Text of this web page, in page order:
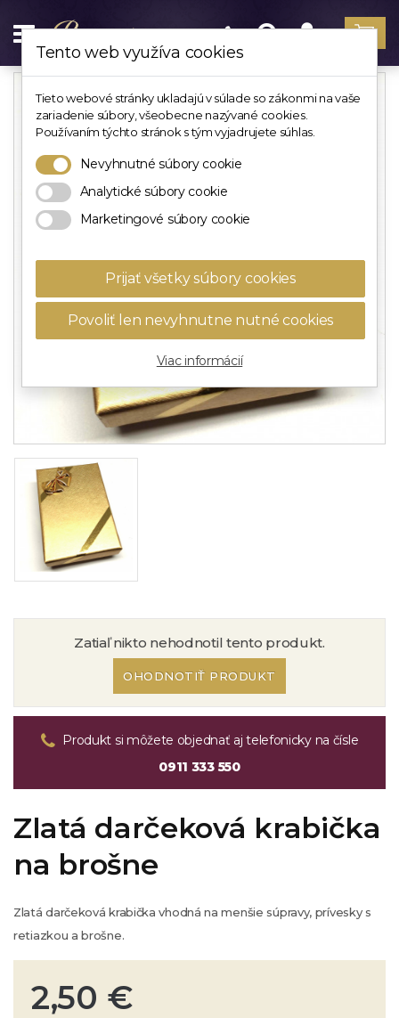
Zatiaľ nikto nehodnotil tento produkt.
OHODNOTIŤ PRODUKT
Produkt si môžete objednať aj telefonicky na čísle
0911 333 550
Zlatá darčeková krabička
na brošne
Zlatá darčeková krabička vhodná na menšie súpravy, prívesky s
retiazkou a brošne.
2,50 €
Tento web využíva cookies
Tieto webové stránky ukladajú v súlade so zákonmi na vaše
zariadenie súbory, všeobecne nazývané cookies.
Používaním týchto stránok s tým vyjadrujete súhlas.
Nevyhnutné súbory cookie
Analytické súbory cookie
Marketingové súbory cookie
Prijať všetky súbory cookies
Povoliť len nevyhnutne nutné cookies
Viac informácií